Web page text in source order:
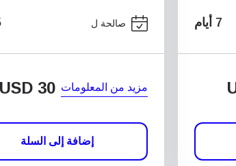
7 أيام صالحة ل
مزيد من المعلومات USD 30
إضافة إلى السلة